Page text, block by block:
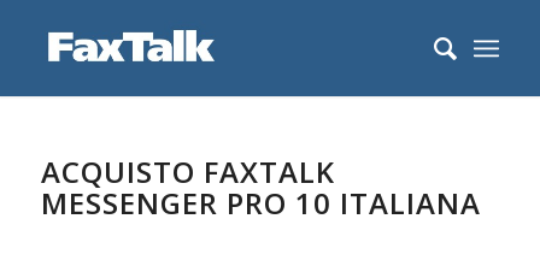
ACQUISTO FAXTALK
MESSENGER PRO 10 ITALIANA